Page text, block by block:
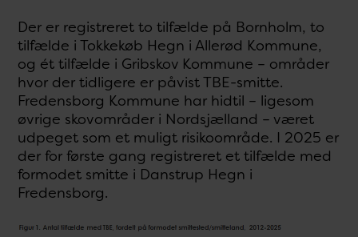
Der er registreret to tilfælde på Bornholm, to
tilfælde i Tokkekøb Hegn i Allerød Kommune,
og ét tilfælde i Gribskov Kommune – områder
hvor der tidligere er påvist TBE-smitte.
Fredensborg Kommune har hidtil – ligesom
øvrige skovområder i Nordsjælland – været
udpeget som et muligt risikoområde. I 2025 er
der for første gang registreret et tilfælde med
formodet smitte i Danstrup Hegn i
Fredensborg.